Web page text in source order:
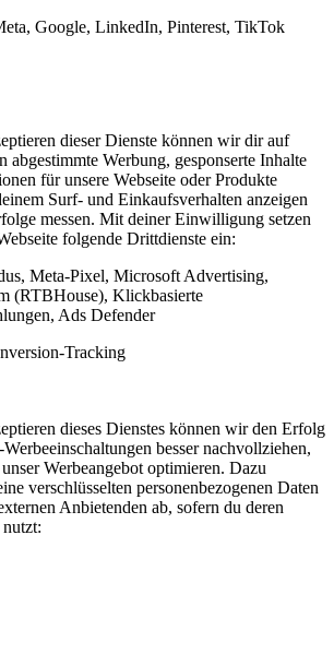
Google, LinkedIn, Pinterest, TikTok
dieser Dienste können wir dir auf
abgestimmte Werbung, gesponserte Inhalte
für unsere Webseite oder Produkte
Surf- und Einkaufsverhalten anzeigen
messen. Mit deiner Einwilligung setzen
folgende Drittdienste ein:
Meta-Pixel, Microsoft Advertising,
(RTBHouse), Klickbasierte
Ads Defender
Tracking
dieses Dienstes können wir den Erfolg
besser nachvollziehen,
Werbeangebot optimieren. Dazu
verschlüsselten personenbezogenen Daten
Anbietenden ab, sofern du deren